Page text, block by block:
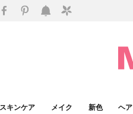
スキンケア メイク 新色 ヘア